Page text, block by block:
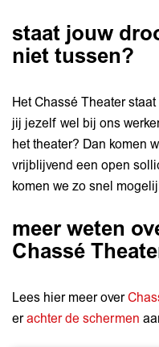
staat jouw
niet tussen?
Het Chassé Theater
jij jezelf wel bij ons
het theater? Dan komen
vrijblijvend een open
komen we zo snel
meer weten
Chassé
Lees hier meer over
erachter de schermen